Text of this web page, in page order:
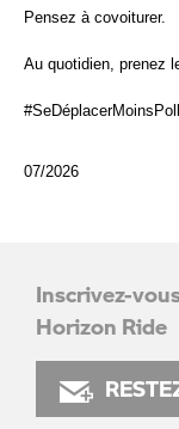
Pensez à covoiturer.
Au quotidien, prenez
07/2026
Inscrivez-
Horizon Ride